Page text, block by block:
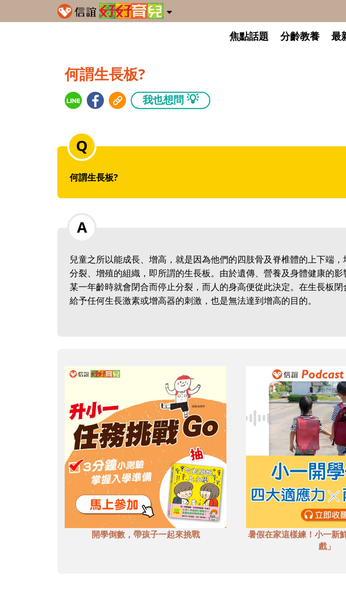
焦點話題 分齡教養 最
何謂生長板?
我也想問 💡
何謂生長板?
兒童之所以能成長、增高，就是因為他們的四肢骨及脊椎體的上下端
分裂、增殖的組織，即所謂的生長板。由於遺傳、營養及身體健康的影
某一年齡時就會閉合而停止分裂，而人的身高便從此決定。在生長板閉
給予任何生長激素或增高器的刺激，也是無法達到增高的目的。
開學倒數，帶孩子一起來挑戰
暑假在家這樣練！小一新
戲」
寶
和
生
助
小
生